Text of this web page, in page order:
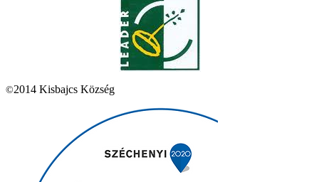
©2014 Kisbajcs Község